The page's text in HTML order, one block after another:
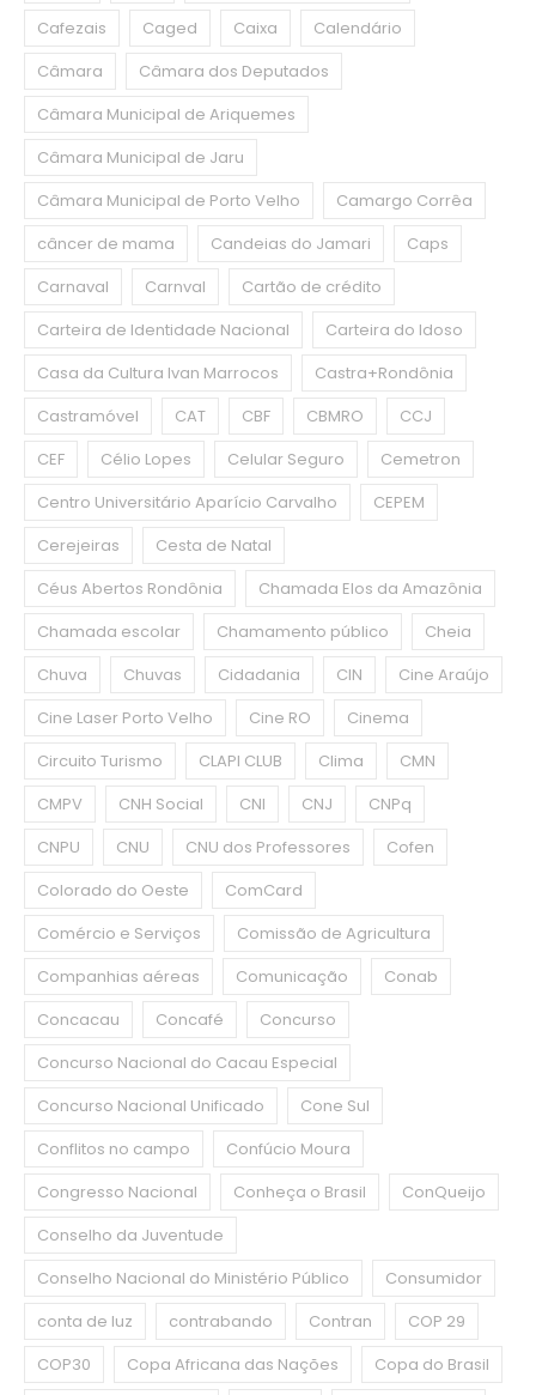
Cafezais
Caged Caixa
Calendário
Câmara
Câmara dos Deputados
Câmara Municipal de Ariquemes
Câmara Municipal de Jaru
Câmara Municipal de Porto Velho
Camargo Corrêa
câncer de mama
Candeias do Jamari
Caps
Carnaval
Carnval
Cartão de crédito
Carteira de Identidade Nacional
Carteira do Idoso
Casa da Cultura Ivan Marrocos
Castra+Rondônia
Castramóvel
CAT CBF CBMRO
CCJ
CEF
Célio Lopes Celular Seguro
Cemetron
Centro Universitário Aparício Carvalho
CEPEM
Cerejeiras
Cesta de Natal
Céus Abertos Rondônia
Chamada Elos da Amazônia
Chamada escolar
Chamamento público
Cheia
Chuva
Chuvas Cidadania CIN
Cine Araújo
Cine Laser Porto Velho
Cine RO
Cinema
Circuito Turismo
CLAPI CLUB Clima
CMN
CMPV
CNH Social CNI CNJ
CNPq
CNPU
CNU CNU dos Professores
Cofen
Colorado do Oeste
ComCard
Comércio e Serviços
Comissão de Agricultura
Companhias aéreas
Comunicação
Conab
Concacau
Concafé
Concurso
Concurso Nacional do Cacau Especial
Concurso Nacional Unificado
Cone Sul
Conflitos no campo
Confúcio Moura
Congresso Nacional
Conheça o Brasil
ConQueijo
Conselho da Juventude
Conselho Nacional do Ministério Público
Consumidor
conta de luz
contrabando Contran
COP 29
COP30
Copa Africana das Nações
Copa do Brasil